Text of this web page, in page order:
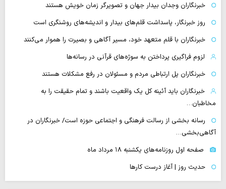
خبرنگاران وجدان بیدار جهان و تصویرگر زمان خویش هستند
روز خبرنگار، پاسداشت قلم‌های بیدار و اندیشه‌های روشنگری است
خبرنگاران با قلم متعهد خود، مسیر آگاهی و بصیرت را هموار می‌کنند
لزوم فراگیری پرداختن به سوژه‌های قرآنی در رسانه‌ها
خبرنگاران پل ارتباطی مردم و مسئولان در رفع مشکلات هستند
خبرنگاران باید آئینه کل یک واقعیت باشند و تمام حقیقت را به
مخاطبان…
رسانه بخشی از رسالت فرهنگی و اجتماعی حوزه است/ خبرنگاران در
آگاهی‌بخشی…
صفحه اول روزنامه‌های یکشنبه ۱۸ مرداد ماه
حدیث روز | آغاز درست کارها